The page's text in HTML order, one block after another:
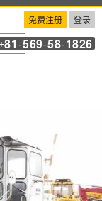
免费注册 登录
81 -569-58-1826